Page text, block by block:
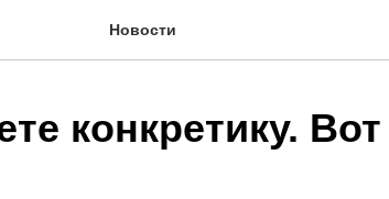
Новости
конкретику.